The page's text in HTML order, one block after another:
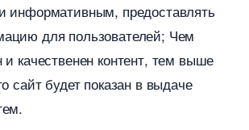
информативным, предоставлять
для пользователей; Чем
качественен контент, тем выше
сайт будет показан в выдаче